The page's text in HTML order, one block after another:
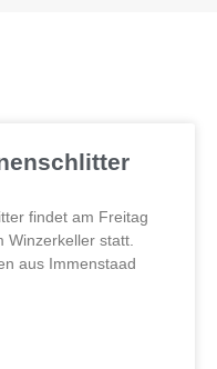
findet am Freitag
statt.
aus Immenstaad